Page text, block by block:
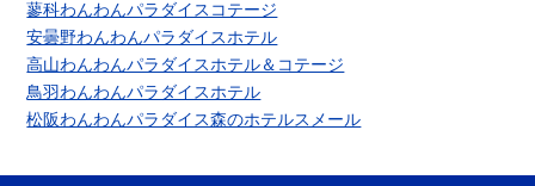
蓼科わんわんパラダイスコテージ
安曇野わんわんパラダイスホテル
高山わんわんパラダイスホテル＆コテージ
鳥羽わんわんパラダイスホテル
松阪わんわんパラダイス森のホテルスメール